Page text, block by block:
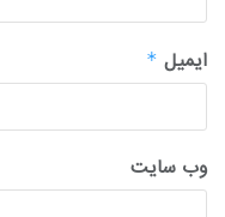
ایمیل *
وب‌ سایت